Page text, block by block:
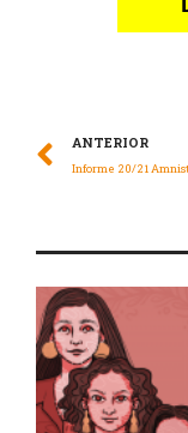
ANTERIOR